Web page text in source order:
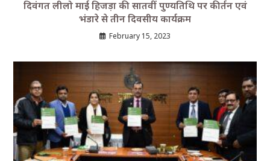
दिवंगत लीलो माई हिजड़ा की सातवीं पुण्यतिथि पर कीर्तन एवं
भंडारे से तीन दिवसीय कार्यक्रम
February 15, 2023